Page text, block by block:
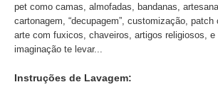
pet como camas, almofadas, bandanas,
cartonagem, “decupagem”, customização, patch
arte com fuxicos, chaveiros, artigos religiosos, e
imaginação te levar...
Instruções de Lavagem: